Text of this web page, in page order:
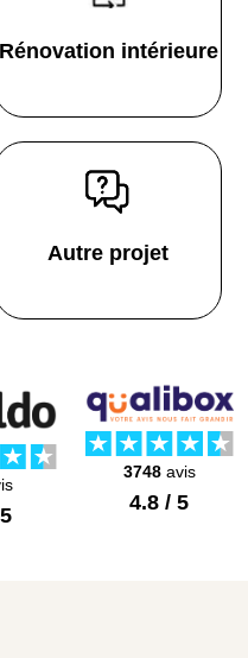
Rénovation intérieure
Autre projet
3748avis
4.8 / 5